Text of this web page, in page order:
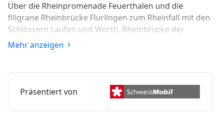
Über die Rheinpromenade Feuerthalen und die
filigrane Rheinbrücke Flurlingen zum Rheinfall mit den
Schlössern Laufen und Wörth, Rheinbrücke der
«Rheinfallbahn» von 1857. Auf idyllischen Fusswegen
nach Rheinau mit Klosterinsel, Bergkirche und
Mehr anzeigen
Präsentiert von